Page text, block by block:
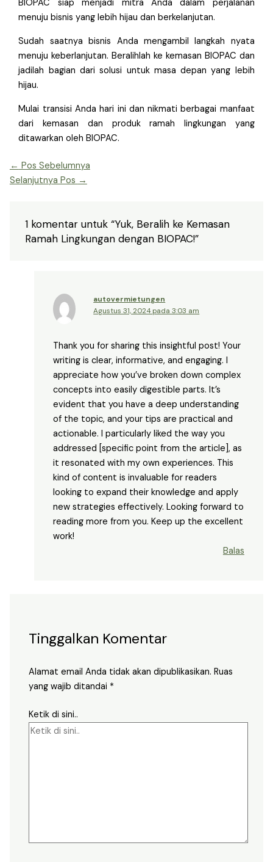
BIOPAC siap menjadi mitra Anda dalam perjalanan
menuju bisnis yang lebih hijau dan berkelanjutan.
Sudah saatnya bisnis Anda mengambil langkah nyata
menuju keberlanjutan. Beralihlah ke kemasan BIOPAC dan
jadilah bagian dari solusi untuk masa depan yang lebih
hijau.
Mulai transisi Anda hari ini dan nikmati berbagai manfaat
dari kemasan dan produk ramah lingkungan yang
ditawarkan oleh BIOPAC.
← Pos Sebelumnya
Selanjutnya Pos →
1 komentar untuk “Yuk, Beralih ke Kemasan
Ramah Lingkungan dengan BIOPAC!”
autovermietungen
Agustus 31, 2024 pada 3:03 am
Thank you for sharing this insightful post! Your
writing is clear, informative, and engaging. I
appreciate how you’ve broken down complex
concepts into easily digestible parts. It’s
evident that you have a deep understanding
of the topic, and your tips are practical and
actionable. I particularly liked the way you
addressed [specific point from the article], as
it resonated with my own experiences. This
kind of content is invaluable for readers
looking to expand their knowledge and apply
new strategies effectively. Looking forward to
reading more from you. Keep up the excellent
work!
Balas
Tinggalkan Komentar
Alamat email Anda tidak akan dipublikasikan. Ruas
yang wajib ditandai *
Ketik di sini..